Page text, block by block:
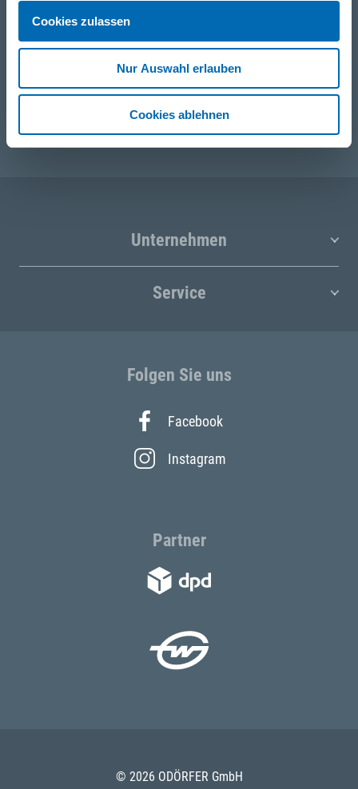
Cookies zulassen
Nur Auswahl erlauben
Cookies ablehnen
+43 (0)676 827 755 55
E-Mail
post@odoerfer.com
Unternehmen
Service
Folgen Sie uns
Facebook
Instagram
Partner
© 2026 ODÖRFER GmbH